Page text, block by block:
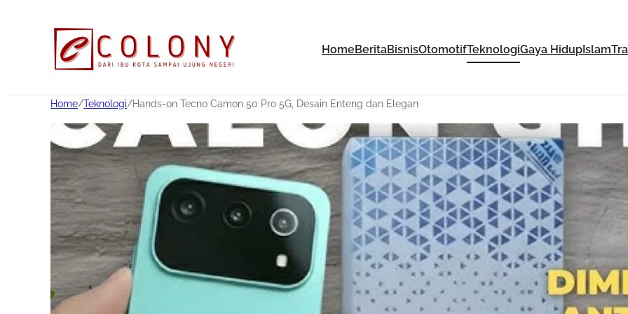
HomeBeritaBisnisOtomotifTeknologiGaya Hidup Islam
Home/Teknologi/Hands-on Tecno Camon 50 Pro 5G, Desain Enteng dan Elegan